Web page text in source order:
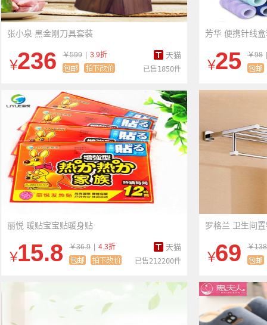
张小泉 黑金刚刀具套装
￥236 天猫
￥599
3.9折
已售1850件
芳华 便携针线
￥25 ￥98
丽悦 暖贴宝宝贴暖身贴
￥15.8 天猫
￥36.9
4.3折
已售212200件
罗格兰 卫生间
￥69 ￥138